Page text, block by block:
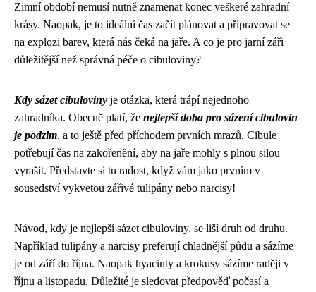
Zimní období nemusí nutně znamenat konec veškeré zahradní
krásy. Naopak, je to ideální čas začít plánovat a připravovat se
na explozi barev, která nás čeká na jaře. A co je pro jarní záři
důležitější než správná péče o cibuloviny?
Kdy sázet cibuloviny je otázka, která trápí nejednoho
zahradníka. Obecně platí, že nejlepší doba pro sázení cibulovin
je podzim, a to ještě před příchodem prvních mrazů. Cibule
potřebují čas na zakořenění, aby na jaře mohly s plnou silou
vyrašit. Představte si tu radost, když vám jako prvním v
sousedství vykvetou zářivé tulipány nebo narcisy!
Návod, kdy je nejlepší sázet cibuloviny, se liší druh od druhu.
Například tulipány a narcisy preferují chladnější půdu a sázíme
je od září do října. Naopak hyacinty a krokusy sázíme raději v
říjnu a listopadu. Důležité je sledovat předpověď počasí a